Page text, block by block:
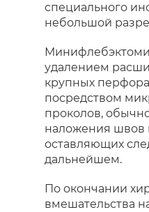
специального
небольшой
удалением
крупных
посредством
проколов,
наложения швов
оставляющих
дальнейшем.
По окончании
вмешательства